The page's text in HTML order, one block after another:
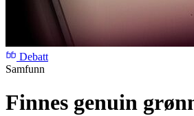
Debatt
Samfunn
Finnes genuin